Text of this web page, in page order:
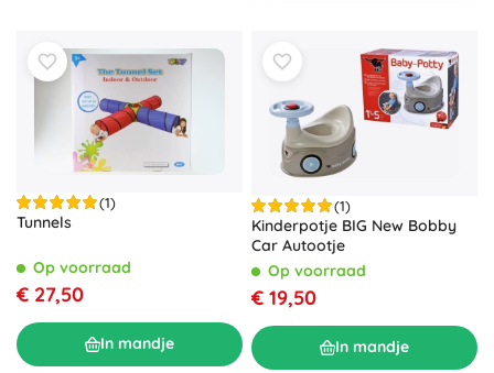
(1)
Tunnels
Op voorraad
€ 27,50
In mandje
(1)
Kinderpotje BIG New Bobby
Car Autootje
Op voorraad
€ 19,50
In mandje